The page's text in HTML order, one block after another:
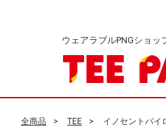
ウェアラブルPNGショ
全商品 TEE イノセントパイ